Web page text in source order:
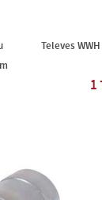
Televes
1